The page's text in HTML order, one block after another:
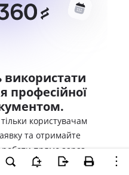
використати
професійної
користувачам
та отримайте
прямо зараз.